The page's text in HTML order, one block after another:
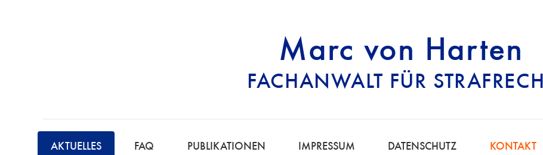
Marc von Harten
FACHANWALT FÜR
STRAFRECHT | RECHTSANWALT
F
AKTUELLES FAQ PUBLIKATIONEN IMPRESSUM DATENSCHUTZ KONTAKT